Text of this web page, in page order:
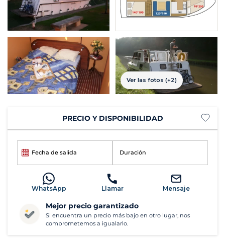
Ver las fotos (+2)
PRECIO Y DISPONIBILIDAD
Fecha de salida Duración
WhatsApp Llamar Mensaje
Mejor precio garantizado
Si encuentra un precio más bajo en otro lugar, nos
comprometemos a igualarlo.